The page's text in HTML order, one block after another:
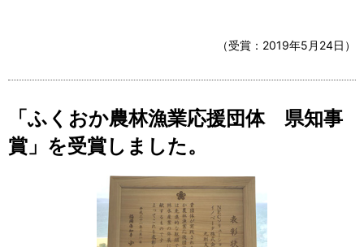
（受賞：2019年5月24日）
「ふくおか農林漁業応援団体 県知事
賞」を受賞しました。